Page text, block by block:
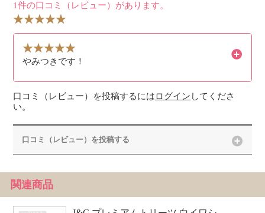
1件の口コミ（レビュー）があります。
やみつきです！
口コミ（レビュー）を投稿するにはログイン してくださ
い。
口コミ（レビュー）を投稿する
関連商品